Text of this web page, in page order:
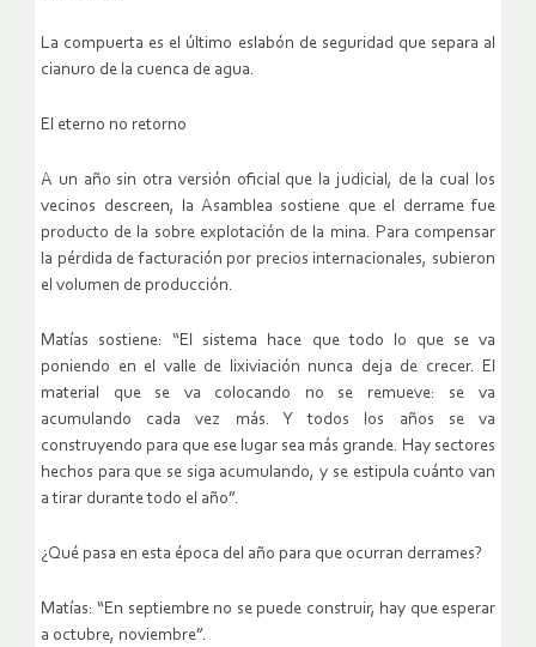
La compuerta es el último eslabón de seguridad que separa al
cianuro de la cuenca de agua.
El eterno no retorno
A un año sin otra versión oficial que la judicial, de la cual los
vecinos descreen, la Asamblea sostiene que el derrame fue
producto de la sobre explotación de la mina. Para compensar
la pérdida de facturación por precios internacionales, subieron
el volumen de producción.
Matías sostiene: “El sistema hace que todo lo que se va
poniendo en el valle de lixiviación nunca deja de crecer. El
material que se va colocando no se remueve: se va
acumulando cada vez más. Y todos los años se va
construyendo para que ese lugar sea más grande. Hay sectores
hechos para que se siga acumulando, y se estipula cuánto van
a tirar durante todo el año”.
¿Qué pasa en esta época del año para que ocurran derrames?
Matías: “En septiembre no se puede construir, hay que esperar
a octubre, noviembre”.